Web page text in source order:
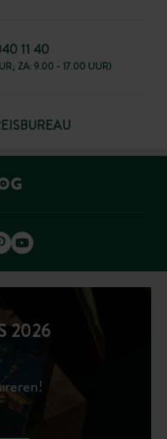
11 40
ZA: 9.00 - 17.00 UUR)
2026